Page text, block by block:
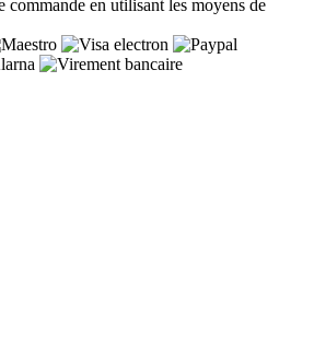
commande en utilisant les moyens de